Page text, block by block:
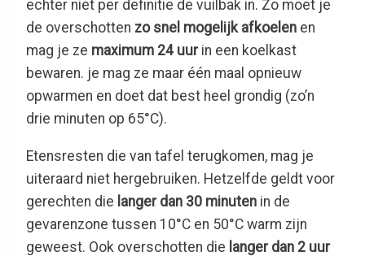
echter niet per definitie de vuilbak in. Zo moet je
de overschotten zo snel mogelijk afkoelen en
mag je ze maximum 24 uurin een koelkast
bewaren. je mag ze maar één maal opnieuw
opwarmen en doet dat best heel grondig (zo’n
drie minuten op 65°C).
Etensresten die van tafel terugkomen, mag je
uiteraard niet hergebruiken. Hetzelfde geldt voor
gerechten die langer dan 30 minuten in de
gevarenzone tussen 10°C en 50°C warm zijn
geweest. Ook overschotten die langer dan 2 uur